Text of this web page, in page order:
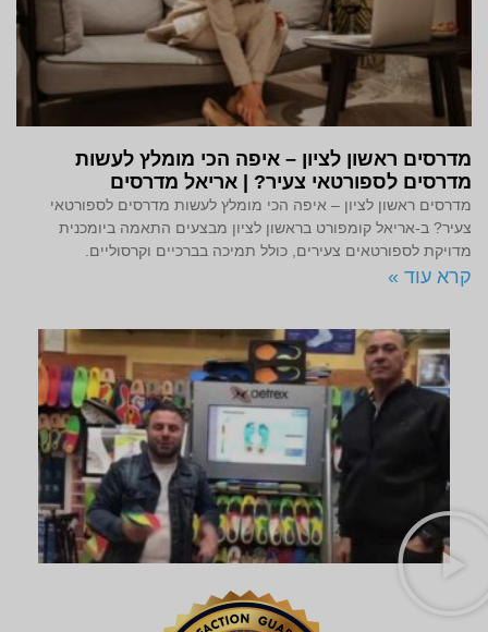
מדרסים ראשון לציון – איפה הכי מומלץ לעשות
מדרסים לספורטאי צעיר? | אריאל מדרסים
מדרסים ראשון לציון – איפה הכי מומלץ לעשות מדרסים לספורטאי
צעיר? ב-אריאל קומפורט בראשון לציון מבצעים התאמה ביומכנית
מדויקת לספורטאים צעירים, כולל תמיכה בברכיים וקרסוליים.
קרא עוד »